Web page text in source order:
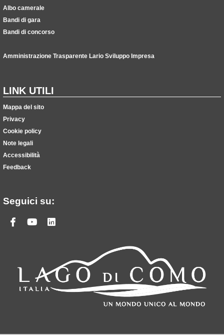
Albo camerale
Bandi di gara
Bandi di concorso
Amministrazione Trasparente Lario Sviluppo Impresa
LINK UTILI
Mappa del sito
Privacy
Cookie policy
Note legali
Accessibilità
Feedback
Seguici su:
Facebook
Youtube